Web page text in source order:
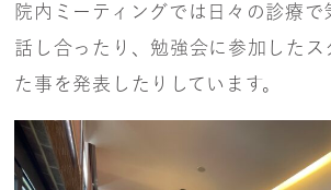
院内ミーティングでは日々の診療で
話し合ったり、勉強会に参加したス
た事を発表したりしています。